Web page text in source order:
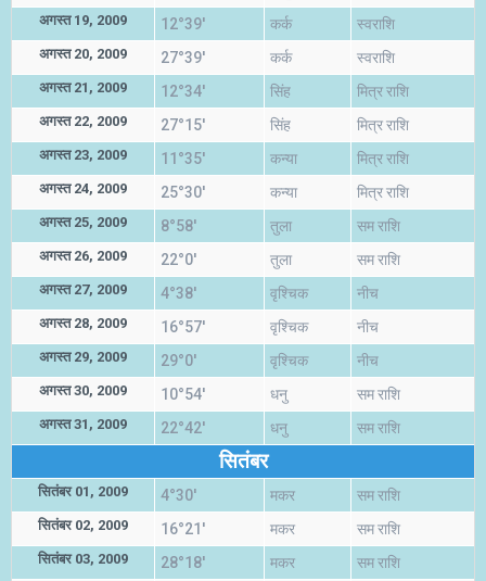
अगस्त 19, 2009 12°39' कर्क स्वराशि
अगस्त 20, 2009 27°39' कर्क स्वराशि
अगस्त 21, 2009 12°34' सिंह मित्र राशि
अगस्त 22, 2009 27°15' सिंह मित्र राशि
अगस्त 23, 2009 11°35' कन्या मित्र राशि
अगस्त 24, 2009 25°30' कन्या मित्र राशि
अगस्त 25, 2009 8°58' तुला सम राशि
अगस्त 26, 2009 22°0' तुला सम राशि
अगस्त 27, 2009 4°38' वृश्चिक नीच
अगस्त 28, 2009 16°57' वृश्चिक नीच
अगस्त 29, 2009 29°0' वृश्चिक नीच
अगस्त 30, 2009 10°54' धनु सम राशि
अगस्त 31, 2009 22°42' धनु सम राशि
सितंबर
सितंबर 01, 2009 4°30' मकर सम राशि
सितंबर 02, 2009 16°21' मकर सम राशि
सितंबर 03, 2009 28°18' मकर सम राशि